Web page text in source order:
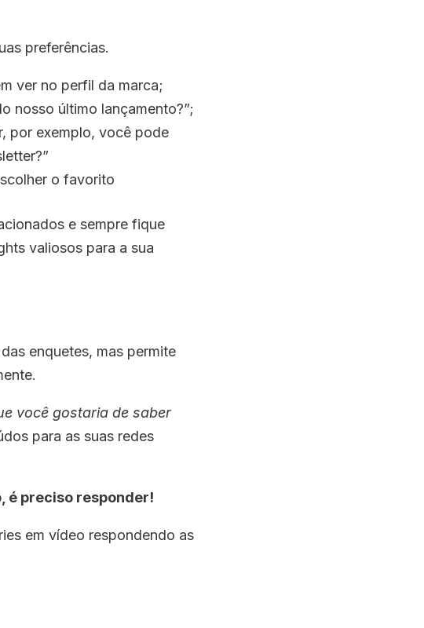
preferências.
ver no perfil da marca;
nosso último lançamento?”;
por exemplo, você pode
o favorito
e sempre fique
valiosos para a sua
enquetes, mas permite
você gostaria de saber
para as suas redes
é preciso responder!
em vídeo respondendo as